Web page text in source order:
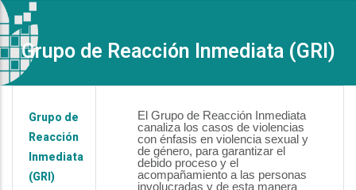
Grupo de Reacción Inmediata (GRI)
Grupo de
Reacción
Inmediata
(GRI)
El Grupo de Reacción Inmediata
canaliza los casos de violencias
con énfasis en violencia sexual y
de género, para garantizar el
debido proceso y el
acompañamiento a las personas
involucradas y de esta manera